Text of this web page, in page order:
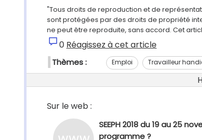
"Tous droits de reproduction et de
sont protégées par des droits de propriété
ne peut être reproduite, sans accord. Cet
0 Réagissez à cet article
Thèmes : Emploi Travailleur
Sur le web :
SEEPH 2018 du 19 au 25
programme ?